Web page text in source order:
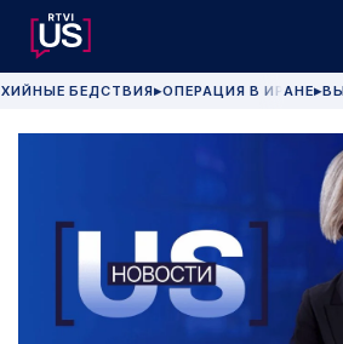
БЕДСТВИЯ▶ОПЕРАЦИЯ В ИРАНЕ▶